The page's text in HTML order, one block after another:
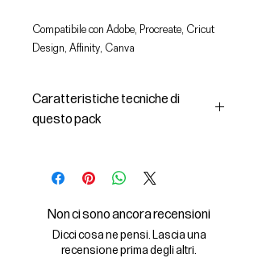
Compatibile con Adobe, Procreate, Cricut
Design, Affinity, Canva
Caratteristiche tecniche di
questo pack
- le immagini descritte in formato
- la licenza d'uso delle grafiche
Il File SVG è compatibile con Adobe,
Cricut Design, Cricut
Non ci sono ancora recensioni
Dicci cosa ne pensi. Lascia una
recensione prima degli altri.